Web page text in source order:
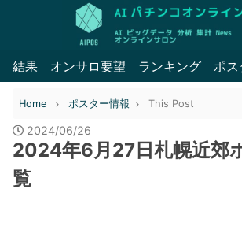
結果 オンサロ要望 ランキング ポス
Home ポスター情報 This Post
2024/06/26
2024年6月27日札幌近郊
覧